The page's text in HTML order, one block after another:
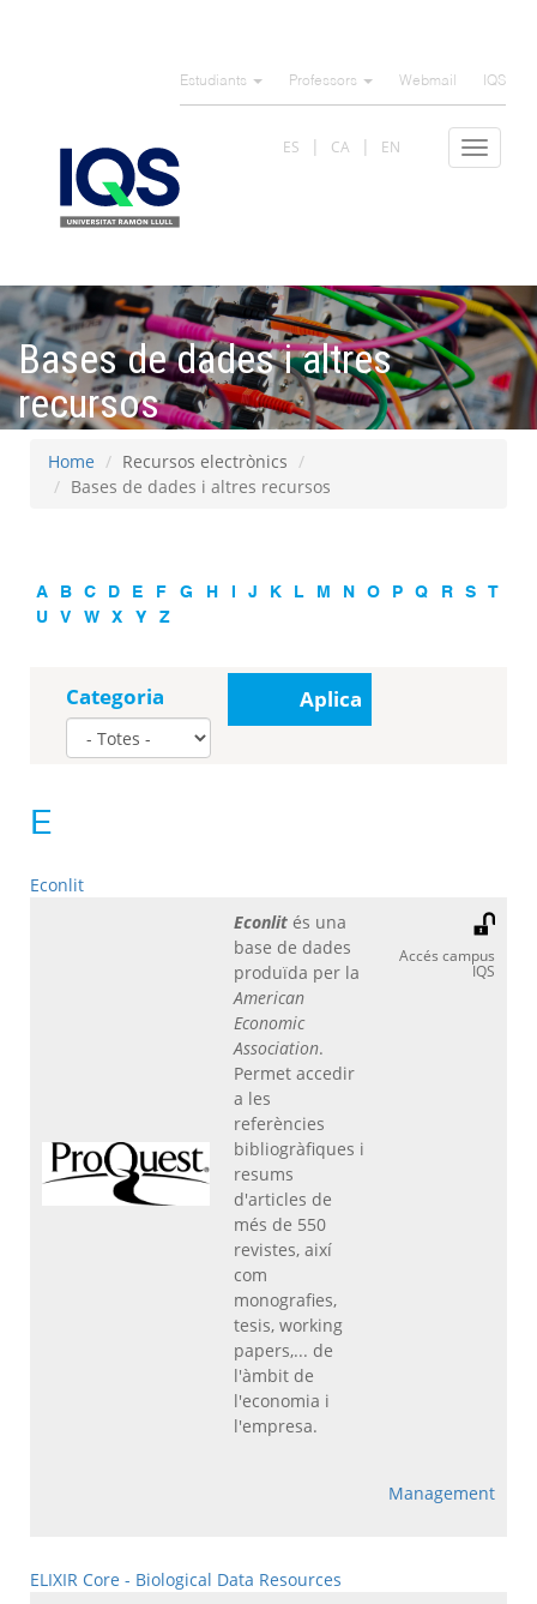
Estudiants Professors Webmail IQS
Toggle
ES CA EN
Bases de dades i altres
recursos
Home
Recursos electrònics
Bases de dades i altres recursos
A B C D E F G H J K L M N O P Q R S
T
U
V W X Y Z
Categoria Aplica
E
Econlit
Econlit és una
base de dades
produïda per la
American
Economic
Association.
Permet accedir
a les
referències
bibliogràfiques i
resums
d'articles de
més de 550
revistes, així
com
monografies,
tesis, working
papers,... de
l'àmbit de
l'economia i
l'empresa.
Accés campus
IQS
Management
ELIXIR Core - Biological Data Resources